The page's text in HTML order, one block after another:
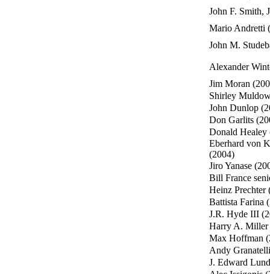
John F. Smith,
Mario Andretti
John M.
Alexander
Jim Moran
Shirley
John Dunlop
Don Garlits
Donald Healey
Eberhard von
(2004)
Jiro Yanase
Bill France
Heinz Prechter
Battista Farina
J.R. Hyde III
Harry A. Miller
Max Hoffman
Andy
J. Edward